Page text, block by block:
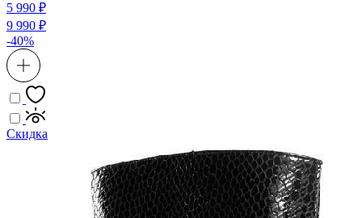
5 990 ₽
9 990 ₽
-40%
Скидка